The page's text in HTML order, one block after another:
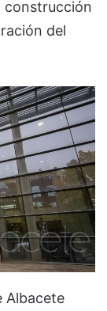
construcción
del
Albacete